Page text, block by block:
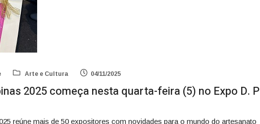
Arte e Cultura 04/11/2025
2025 começa nesta quarta-feira (5) no Expo D. P
reúne mais de 50 expositores com novidades para o mundo do artesanato